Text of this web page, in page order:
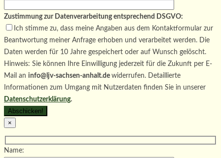
Zustimmung zur Datenverarbeitung entsprechend DSGVO:
Ich stimme zu, dass meine Angaben aus dem Kontaktformular zur
Beantwortung meiner Anfrage erhoben und verarbeitet werden. Die
Daten werden für 10 Jahre gespeichert oder auf Wunsch gelöscht.
Hinweis: Sie können Ihre Einwilligung jederzeit für die Zukunft per E-
Mail an info@ljv-sachsen-anhalt.de widerrufen. Detaillierte
Informationen zum Umgang mit Nutzerdaten finden Sie in unserer
Datenschutzerklärung.
×
Name: